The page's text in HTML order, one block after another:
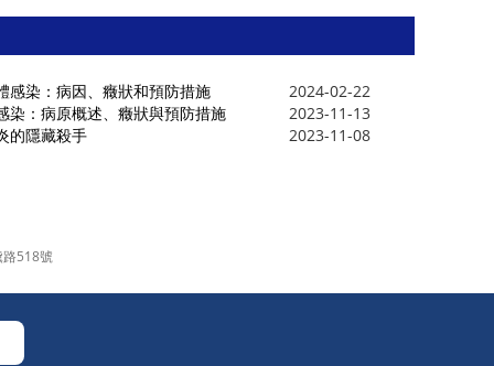
感染：病因、癥狀和預防措施
2024-02-22
染：病原概述、癥狀與預防措施
2023-11-13
的隱藏殺手
2023-11-08
路518號